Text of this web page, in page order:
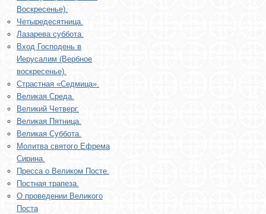
Воскресенье).
Четыредесятница.
Лазарева суббота.
Вход Господень в
Иерусалим (Вербное
воскресенье).
Страстная «Седмица».
Великая Среда.
Великий Четверг.
Великая Пятница.
Великая Суббота.
Молитва святого Ефрема
Сирина.
Пресса о Великом Посте.
Постная трапеза.
О проведении Великого
Поста